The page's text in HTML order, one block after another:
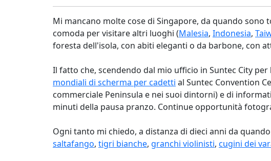
Mi mancano molte cose di Singapore, da quando
comoda per visitare altri luoghi (Malesia, Indonesia,
foresta dell'isola, con abiti eleganti o da barbone, con
Il fatto che, scendendo dal mio ufficio in Suntec City
mondiali di scherma per cadetti al Suntec Convention
commerciale Peninsula e nei suoi dintorni) e di
minuti della pausa pranzo. Continue opportunità
Ogni tanto mi chiedo, a distanza di dieci anni da
saltafango, tigri bianche, granchi violinisti, cugini dei